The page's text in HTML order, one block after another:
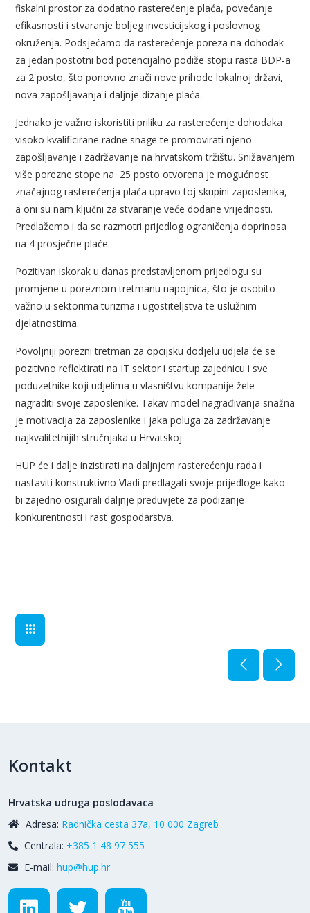
fiskalni prostor za dodatno rasterećenje plaća, povećanje
efikasnosti i stvaranje boljeg investicijskog i poslovnog
okruženja. Podsjećamo da rasterećenje poreza na dohodak
za jedan postotni bod potencijalno podiže stopu rasta BDP-a
za 2 posto, što ponovno znači nove prihode lokalnoj državi,
nova zapošljavanja i daljnje dizanje plaća.
Jednako je važno iskoristiti priliku za rasterećenje dohodaka
visoko kvalificirane radne snage te promovirati njeno
zapošljavanje i zadržavanje na hrvatskom tržištu. Snižavanjem
više porezne stope na 25 posto otvorena je mogućnost
značajnog rasterećenja plaća upravo toj skupini zaposlenika,
a oni su nam ključni za stvaranje veće dodane vrijednosti.
Predlažemo i da se razmotri prijedlog ograničenja doprinosa
na 4 prosječne plaće.
Pozitivan iskorak u danas predstavljenom prijedlogu su
promjene u poreznom tretmanu napojnica, što je osobito
važno u sektorima turizma i ugostiteljstva te uslužnim
djelatnostima.
Povoljniji porezni tretman za opcijsku dodjelu udjela će se
pozitivno reflektirati na IT sektor i startup zajednicu i sve
poduzetnike koji udjelima u vlasništvu kompanije žele
nagraditi svoje zaposlenike. Takav model nagrađivanja snažna
je motivacija za zaposlenike i jaka poluga za zadržavanje
najkvalitetnijih stručnjaka u Hrvatskoj.
HUP će i dalje inzistirati na daljnjem rasterećenju rada i
nastaviti konstruktivno Vladi predlagati svoje prijedloge kako
bi zajedno osigurali daljnje preduvjete za podizanje
konkurentnosti i rast gospodarstva.
Kontakt
Hrvatska udruga poslodavaca
Adresa: Radnička cesta 37a, 10 000 Zagreb
Centrala: +385 1 48 97 555
E-mail: hup@hup.hr